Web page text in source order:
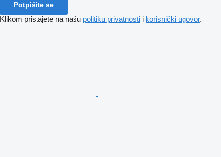
Potpišite se
Klikom pristajete na našu politiku privatnosti i korisnički ugovor.